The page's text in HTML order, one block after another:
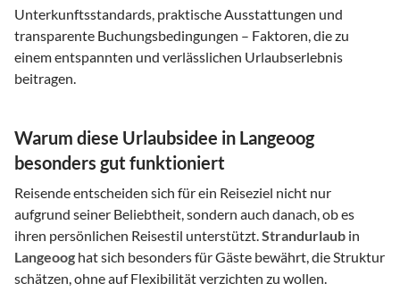
Unterkunftsstandards, praktische Ausstattungen und
transparente Buchungsbedingungen – Faktoren, die zu
einem entspannten und verlässlichen Urlaubserlebnis
beitragen.
Warum diese Urlaubsidee in Langeoog
besonders gut funktioniert
Reisende entscheiden sich für ein Reiseziel nicht nur
aufgrund seiner Beliebtheit, sondern auch danach, ob es
ihren persönlichen Reisestil unterstützt.Strandurlaub in
Langeoog hat sich besonders für Gäste bewährt, die Struktur
schätzen, ohne auf Flexibilität verzichten zu wollen.